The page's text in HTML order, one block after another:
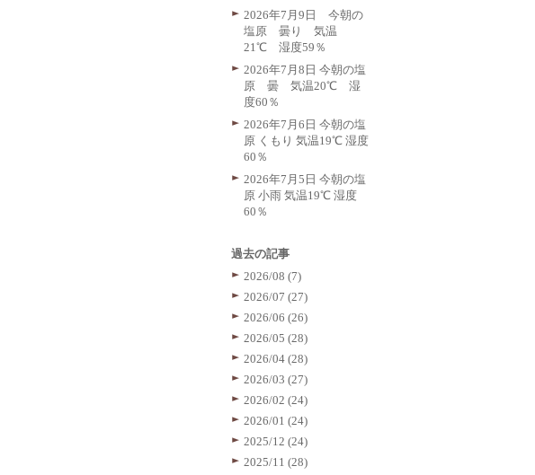
2026年7月9日 今朝の
塩原 曇り 気温
21℃ 湿度59％
2026年7月8日 今朝の塩
原 曇 気温20℃ 湿
度60％
2026年7月6日 今朝の塩
原 くもり 気温19℃ 湿度
60％
2026年7月5日 今朝の塩
原 小雨 気温19℃ 湿度
60％
過去の記事
2026/08 (7)
2026/07 (27)
2026/06 (26)
2026/05 (28)
2026/04 (28)
2026/03 (27)
2026/02 (24)
2026/01 (24)
2025/12 (24)
2025/11 (28)